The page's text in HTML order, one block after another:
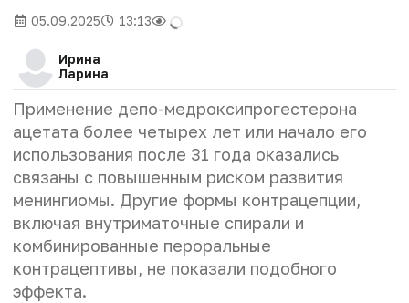
05.09.2025 13:13
Ирина
Ларина
Применение депо-медроксипрогестерона
ацетата более четырех лет или начало его
использования после 31 года оказались
связаны с повышенным риском развития
менингиомы. Другие формы контрацепции,
включая внутриматочные спирали и
комбинированные пероральные
контрацептивы, не показали подобного
эффекта.